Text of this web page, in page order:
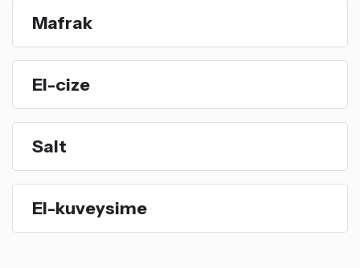
Mafrak
El-cize
Salt
El-kuveysime